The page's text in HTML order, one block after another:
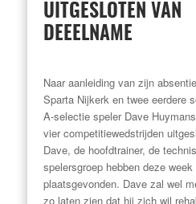
UITGESLOTEN VAN
DEEELNAME
Naar aanleiding van zijn
Sparta Nijkerk en twee eerdere
A-selectie speler Dave
vier competitiewedstrijden
Dave, de hoofdtrainer, de
spelersgroep hebben deze
plaatsgevonden. Dave zal wel
zo laten zien dat hij zich wil